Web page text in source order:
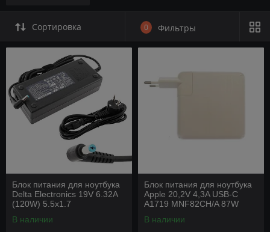
Сортировка 0 Фильтры
Блок питания для ноутбука
Delta Electronics 19V 6.32A
(120W) 5.5x1.7
В наличии
Блок питания для ноутбука
Apple 20,2V 4,3A USB-C
A1719 MNF82CH/A 87W
В наличии